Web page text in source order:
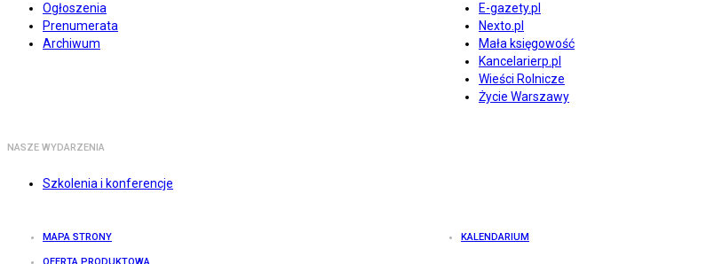
Ogłoszenia
Prenumerata
Archiwum
E-gazety.pl
Nexto.pl
Mała księgowość
Kancelarierp.pl
Wieści Rolnicze
Życie Warszawy
NASZE WYDARZENIA
Szkolenia i konferencje
MAPA STRONY KALENDARIUM